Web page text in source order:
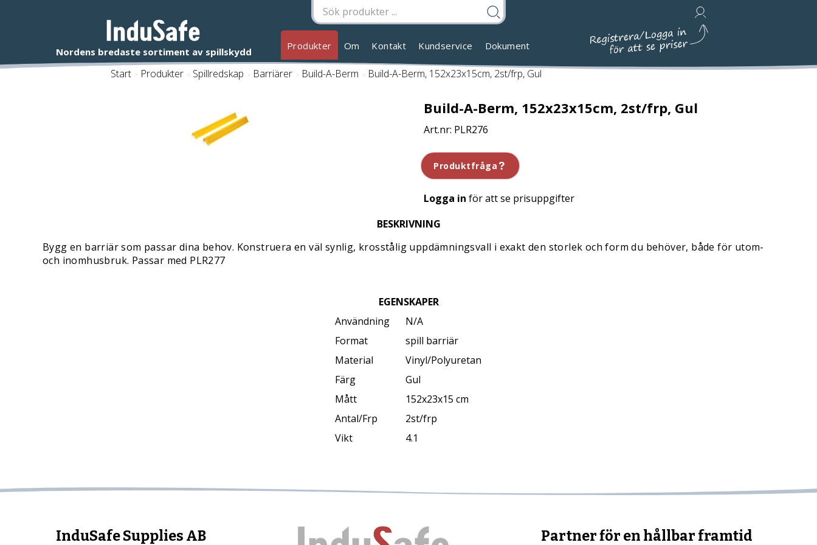
Produkter Om Kontakt Kundservice Dokument
Start / Produkter / Spillredskap / Barriärer / Build-A-Berm / Build-A-Berm, 152x23x15cm, 2st/frp, Gul
Build-A-Berm, 152x23x15cm, 2st/frp, Gul
PLR276
Produktfråga
Logga in för att se prisuppgifter
BESKRIVNING
Bygg en barriär som passar dina behov. Konstruera en väl synlig, krosstålig uppdämningsvall i exakt den storlek och form du behöver, både för utom-
och inomhusbruk. Passar med PLR277
EGENSKAPER
Användning
N/A
Format
spill barriär
Material
Vinyl/Polyuretan
Färg
Gul
Mått
152x23x15 cm
Antal/Frp
2st/frp
Vikt
4.1
InduSafe Supplies AB Partner för en hållbar framtid